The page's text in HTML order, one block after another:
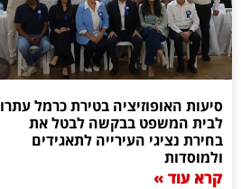
סיעות האופוזיציה בטירת כרמל עתרו
לבית המשפט בבקשה לבטל את
בחירת נציגי העירייה לתאגידים
ולמוסדות
קרא עוד »